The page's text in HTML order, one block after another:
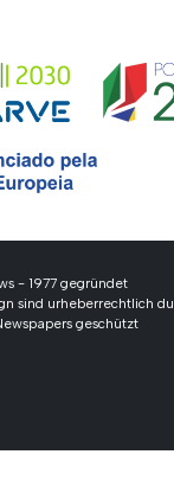
- 1977 gegründet
sind urheberrechtlich
geschützt